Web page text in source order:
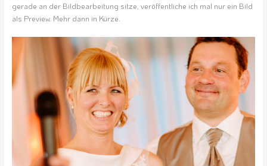
gerade an der Bildbearbeitung sitze, veröffentliche ich mal nur ein Bild
als Preview. Mehr dann in Kürze.